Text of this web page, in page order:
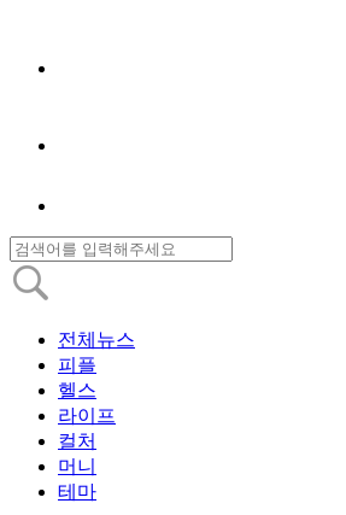
전체뉴스
피플
헬스
라이프
컬처
머니
테마